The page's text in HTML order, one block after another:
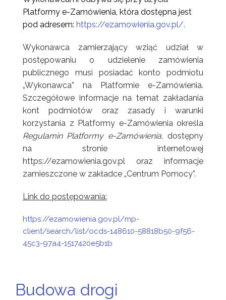
Platformy e-Zamówienia, która dostępna jest
pod adresem: https://ezamowienia.gov.pl/.
Wykonawca zamierzający wziąć udział w
postępowaniu o udzielenie zamówienia
publicznego musi posiadać konto podmiotu
„Wykonawca” na Platformie e-Zamówienia.
Szczegółowe informacje na temat zakładania
kont podmiotów oraz zasady i warunki
korzystania z Platformy e-Zamówienia określa
Regulamin Platformy e-Zamówienia, dostępny
na stronie internetowej
https://ezamowienia.gov.pl oraz informacje
zamieszczone w zakładce „Centrum Pomocy”.
Link do postępowania:
https://ezamowienia.gov.pl/mp-
client/search/list/ocds-148610-58818b50-9f56-
45c3-97a4-1517420e5b1b
Budowa drogi